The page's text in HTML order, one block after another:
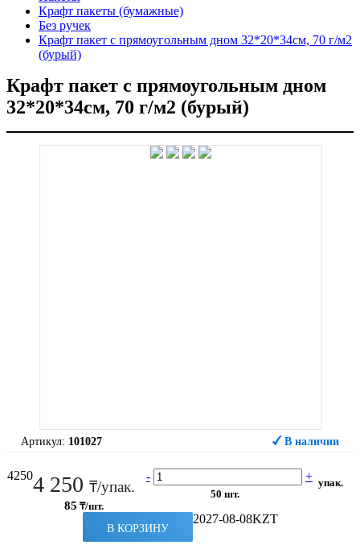
Крафт пакеты (бумажные)
Без ручек
Крафт пакет с прямоугольным дном 32*20*34см, 70 г/м2
(бурый)
Крафт пакет с прямоугольным дном
32*20*34см, 70 г/м2 (бурый)
Артикул: 101027 В наличии
42504 250 ₸/упак.
85 ₸/шт.
- +
50 шт.
упак.
В КОРЗИНУ
2027-08-08KZT